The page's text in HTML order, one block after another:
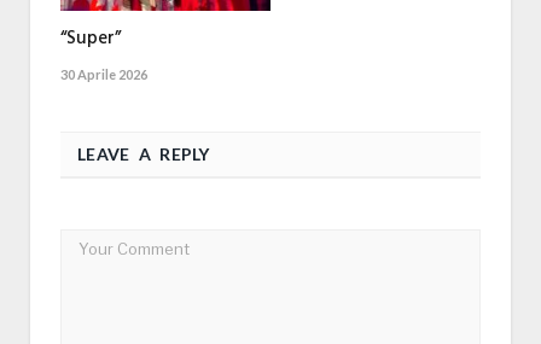
“Super”
30 Aprile 2026
LEAVE A REPLY